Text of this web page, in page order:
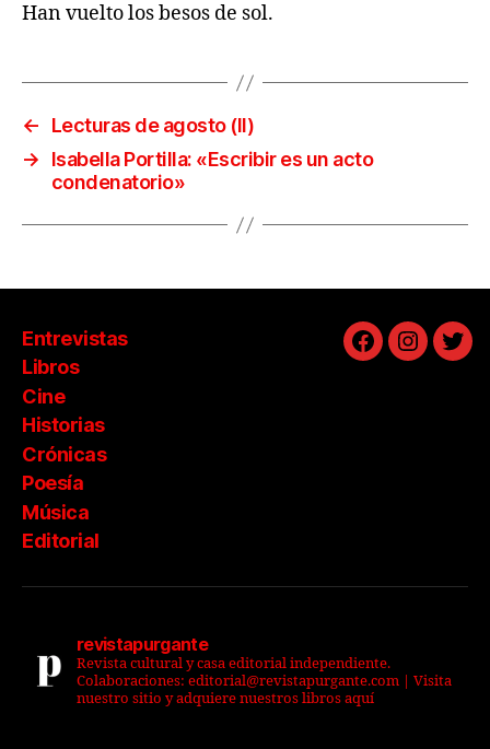
Han vuelto los besos de sol.
←
Lecturas de agosto (II)
→
Isabella Portilla: «Escribir es un acto
condenatorio»
Entrevistas
Libros
Cine
Historias
Crónicas
Poesía
Música
Editorial
Facebook
revistapurgante
Revista cultural y casa editorial independiente.
Colaboraciones: editorial@revistapurgante.com | Visita
nuestro sitio y adquiere nuestros libros aquí